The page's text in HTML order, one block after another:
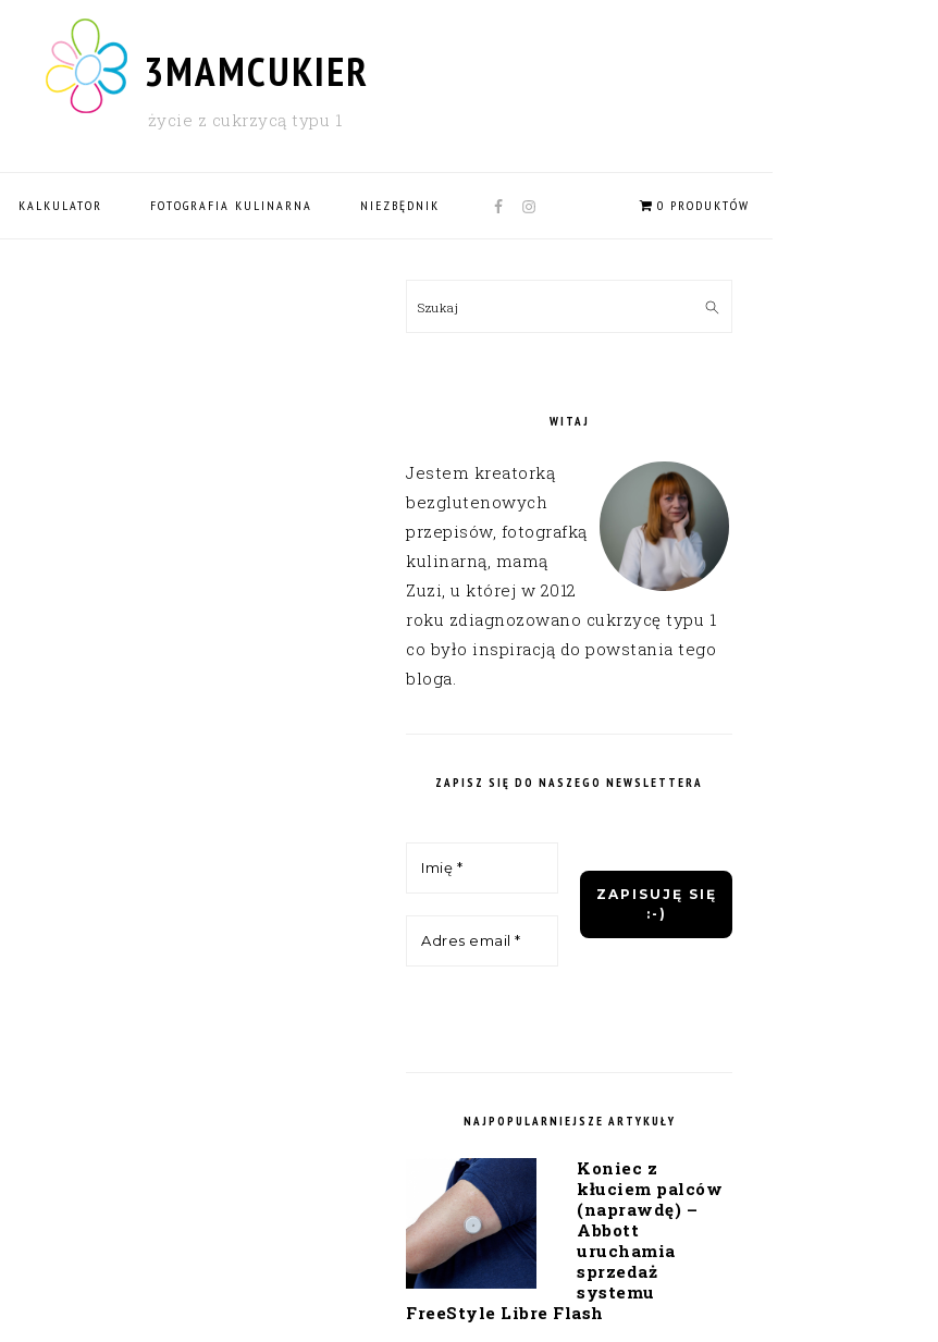
3MAMCUKIER
życie z cukrzycą typu 1
KALKULATOR FOTOGRAFIA KULINARNA NIEZBĘDNIK
NAV
0 PRODUKTÓW
SIDEBAR
Szukaj
WITAJ
Jestem kreatorką
bezglutenowych
przepisów, fotografką
kulinarną, mamą
Zuzi, u której w 2012
roku zdiagnozowano cukrzycę typu 1
co było inspiracją do powstania tego
bloga.
ZAPISZ SIĘ DO NASZEGO NEWSLETTERA
NAJPOPULARNIEJSZE ARTYKUŁY
Koniec z
kłuciem palców
(naprawdę) –
Abbott
uruchamia
sprzedaż
systemu
FreeStyle Libre Flash